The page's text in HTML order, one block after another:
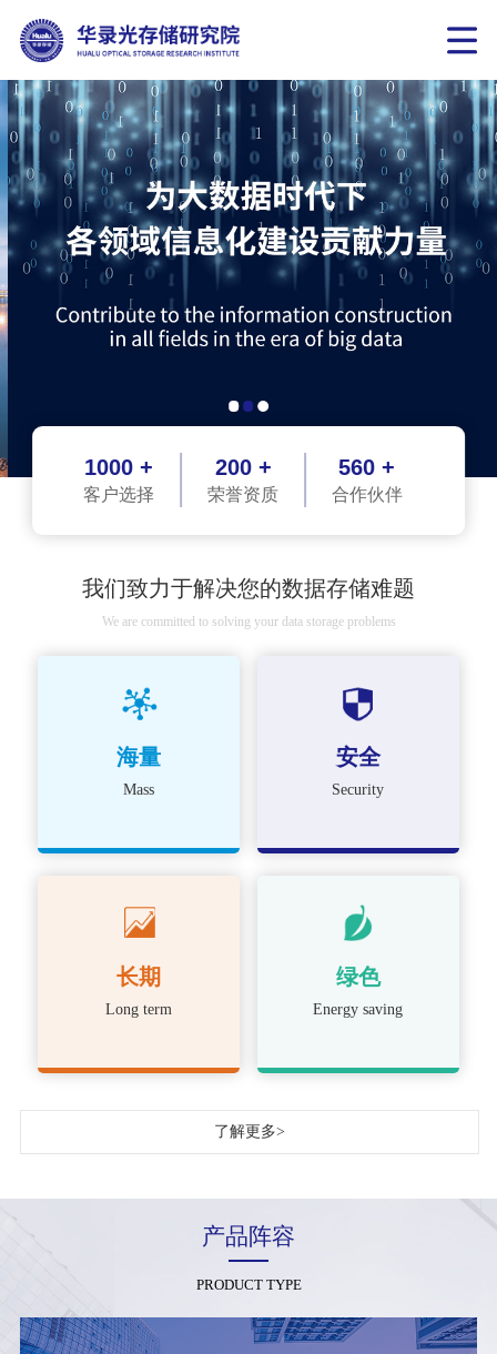
1000 +
客户选择
200 +
荣誉资质
560 +
合作伙伴
我们致力于解决您的数据存储难题
We are committed to solving your data storage problems
海量
Mass
安全
Security
长期
Long term
绿色
Energy saving
了解更多>
产品阵容
PRODUCT TYPE